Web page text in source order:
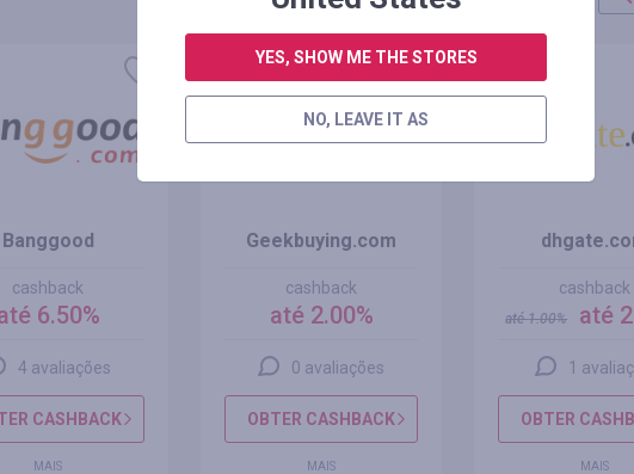
Banggood
cashback
6.50%
4 avaliações
CASHBACK
MAIS
Geekbuying.com
cashback
até 2.00%
0 avaliações
OBTER CASHBACK
MAIS
oferta
+100%
cashback
até1.00% até
1
OBTER
MAIS
YES, SHOW ME THE STORES
NO, LEAVE IT AS